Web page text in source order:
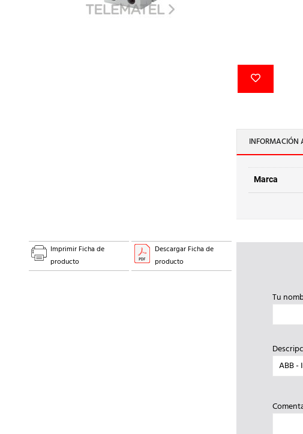
INFORMACIÓN
Marca
Imprimir Ficha de
producto
Descargar Ficha de
producto
Tu